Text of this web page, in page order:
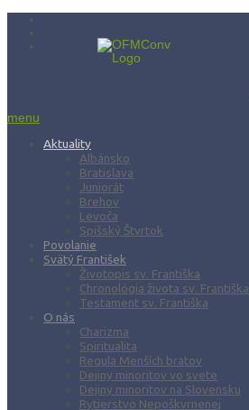
menu
Aktuality
Albánsko
Bratislava
Juniorát
Brehov
Levoča
Spišský Štvrtok
Povolanie
Svätý František
Životopis sv. Františka
Chronológia života sv. Františka
Testament sv. Františka
O nás
Charizma
Spiritualita
Regula Menších bratov
Dejiny minoritov vo svete
Dejiny minoritov na Slovensku
Rytierstvo Nepoškvrnenej